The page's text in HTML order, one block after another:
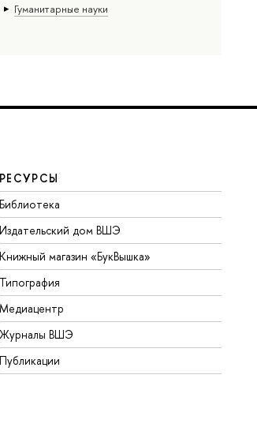
Гуманитарные науки
РЕСУРСЫ
Библиотека
Издательский дом ВШЭ
Книжный магазин «БукВышка»
Типография
Медиацентр
Журналы ВШЭ
Публикации